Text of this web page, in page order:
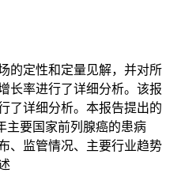
的定性和定量见解，并对所
长率进行了详细分析。该报
了详细分析。本报告提出的
主要国家前列腺癌的患病
、监管情况、主要行业趋势